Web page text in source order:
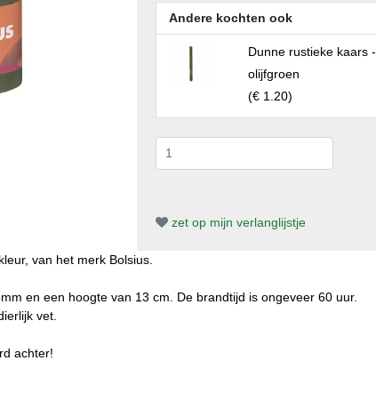
Andere kochten ook
Dunne rustieke kaars -
olijfgroen
(€ 1.20)
zet op mijn verlanglijstje
van het merk Bolsius.
en een hoogte van 13 cm. De brandtijd is ongeveer 60 uur.
vet.
achter!